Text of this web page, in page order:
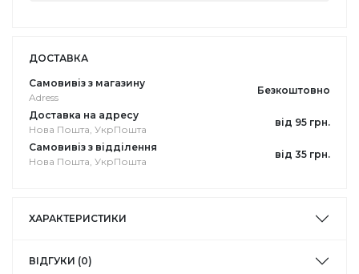
ДОСТАВКА
Самовивіз з магазину
Adress
Безкоштовно
Доставка на адресу
Нова Пошта, УкрПошта
від 95 грн.
Самовивіз з відділення
Нова Пошта, УкрПошта
від 35 грн.
ХАРАКТЕРИСТИКИ
ВІДГУКИ (0)